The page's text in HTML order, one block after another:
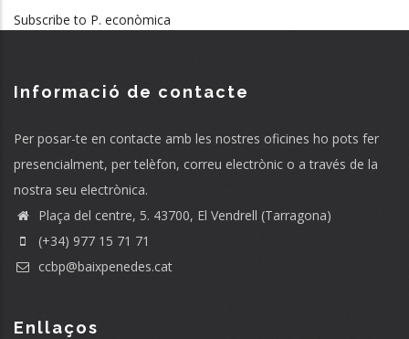
Subscribe to P. econòmica
Informació de contacte
Per posar-te en contacte amb les nostres oficines ho pots fer
presencialment, per telèfon, correu electrònic o a través de la
nostra seu electrònica.
Plaça del centre, 5. 43700, El Vendrell (Tarragona)
(+34) 977 15 71 71
ccbp@baixpenedes.cat
Enllaços